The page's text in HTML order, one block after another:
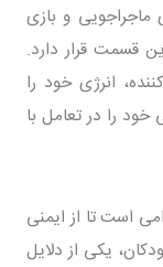
و بازی
قسمت قرار دارد.
انرژی خود را
را در تعامل با
است تا از ایمنی
یکی از دلایل